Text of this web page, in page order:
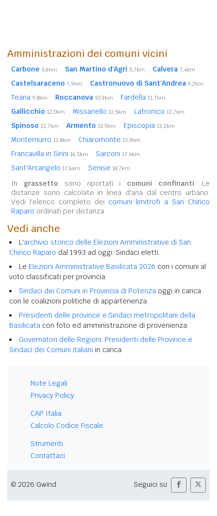
Amministrazioni dei comuni vicini
Carbone 5,6km San Martino d'Agri 5,7km Calvera 7,4km
Castelsaraceno 7,9km Castronuovo di Sant'Andrea 9,2km
Teana 9,8km Roccanova 10,9km Fardella 11,7km
Gallicchio 12,0km Missanello 12,5km Latronico 12,7km
Spinoso 12,7km Armento 12,9km Episcopia 13,2km
Montemurro 13,8km Chiaromonte 13,9km
Francavilla in Sinni 16,5km Sarconi 17,4km
Sant'Arcangelo 17,6km Senise 18,7km
In grassetto sono riportati i comuni confinanti. Le
distanze sono calcolate in linea d'aria dal centro urbano.
Vedi l'elenco completo dei comuni limitrofi a San Chirico
Raparo ordinati per distanza.
Vedi anche
L'archivio storico delle Elezioni Amministrative di San
Chirico Raparo dal 1993 ad oggi. Sindaci eletti.
Le Elezioni Amministrative Basilicata 2026 con i comuni al
voto classificati per provincia.
Sindaci dei Comuni in Provincia di Potenza oggi in carica
con le coalizioni politiche di appartenenza.
Presidenti delle province e Sindaci metropolitani della
Basilicata con foto ed amministrazione di provenienza.
Governatori delle Regioni, Presidenti delle Province e
Sindaci dei Comuni italiani in carica.
Note Legali
Privacy Policy
CAP Italia
Calcolo Codice Fiscale
Strumenti
Contattaci
© 2026 Gwind Seguici su